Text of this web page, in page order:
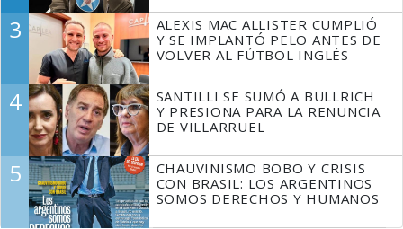
3
ALEXIS MAC ALLISTER CUMPLIÓ
Y SE IMPLANTÓ PELO ANTES DE
VOLVER AL FÚTBOL INGLÉS
4
SANTILLI SE SUMÓ A BULLRICH
Y PRESIONA PARA LA RENUNCIA
DE VILLARRUEL
5
CHAUVINISMO BOBO Y CRISIS
CON BRASIL: LOS ARGENTINOS
SOMOS DERECHOS Y HUMANOS